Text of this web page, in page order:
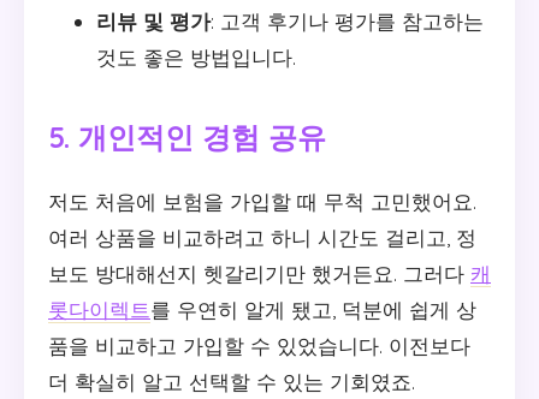
리뷰 및 평가: 고객 후기나 평가를 참고하는
것도 좋은 방법입니다.
5. 개인적인 경험 공유
저도 처음에 보험을 가입할 때 무척 고민했어요.
여러 상품을 비교하려고 하니 시간도 걸리고, 정
보도 방대해선지 헷갈리기만 했거든요. 그러다 캐
롯다이렉트를 우연히 알게 됐고, 덕분에 쉽게 상
품을 비교하고 가입할 수 있었습니다. 이전보다
더 확실히 알고 선택할 수 있는 기회였죠.